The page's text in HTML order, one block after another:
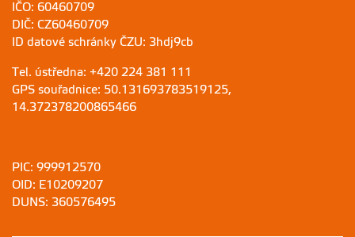
IČO: 60460709
DIČ: CZ60460709
ID datové schránky ČZU: 3hdj9cb
Tel. ústředna: +420 224 381 111
GPS souřadnice: 50.131693783519125,
14.372378200865466
PIC: 999912570
OID: E10209207
DUNS: 360576495